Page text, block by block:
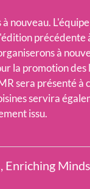
nouveau.
à
la promotion
sera présenté
servira
issu.